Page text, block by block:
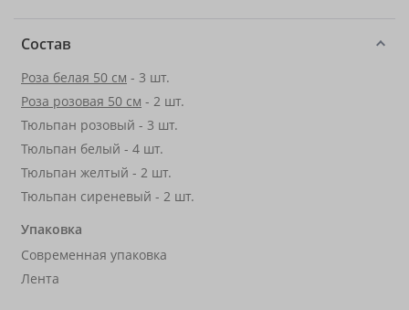
Состав
Роза белая 50 см - 3 шт.
Роза розовая 50 см - 2 шт.
Тюльпан розовый - 3 шт.
Тюльпан белый - 4 шт.
Тюльпан желтый - 2 шт.
Тюльпан сиреневый - 2 шт.
Упаковка
Современная упаковка
Лента